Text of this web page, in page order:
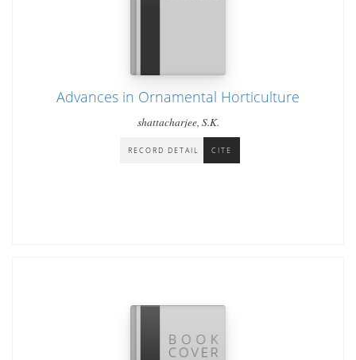
Advances in Ornamental Horticulture
shattacharjee, S.K.
RECORD DETAIL CITE